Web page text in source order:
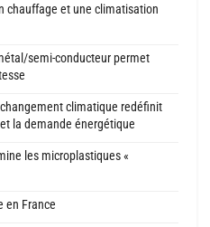
chauffage et une climatisation
semi-conducteur permet
climatique redéfinit
la demande énergétique
les microplastiques «
en France